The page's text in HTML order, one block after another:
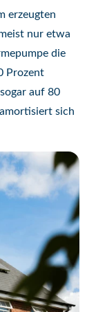
erzeugten
nur etwa
die
Prozent
auf 80
sich